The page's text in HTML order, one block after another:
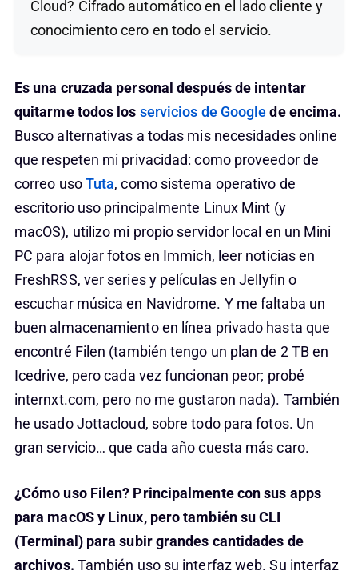
Cloud? Cifrado automático en el lado cliente y
conocimiento cero en todo el servicio.
Es una cruzada personal después de intentar
quitarme todos los servicios de Google de encima.
Busco alternativas a todas mis necesidades online
que respeten mi privacidad: como proveedor de
correo usoTuta, como sistema operativo de
escritorio uso principalmente Linux Mint (y
macOS), utilizo mi propio servidor local en un Mini
PC para alojar fotos en Immich, leer noticias en
FreshRSS, ver series y películas en Jellyfin o
escuchar música en Navidrome. Y me faltaba un
buen almacenamiento en línea privado hasta que
encontré Filen (también tengo un plan de 2 TB en
Icedrive, pero cada vez funcionan peor; probé
internxt.com, pero no me gustaron nada). También
he usado Jottacloud, sobre todo para fotos. Un
gran servicio… que cada año cuesta más caro.
¿Cómo uso Filen? Principalmente con sus apps
para macOS y Linux, pero también su CLI
(Terminal) para subir grandes cantidades de
archivos. También uso su interfaz web. Su interfaz